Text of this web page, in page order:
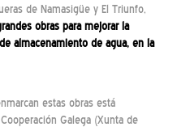
de Namasigüe y El Triunfo,
obras para mejorar la
almacenamiento de agua, en la
estas obras está
Galega (Xunta de